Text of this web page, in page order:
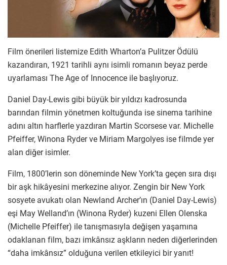
Film önerileri listemize Edith Wharton’a Pulitzer Ödülü
kazandıran, 1921 tarihli aynı isimli romanın beyaz perde
uyarlaması The Age of Innocence ile başlıyoruz.
Daniel Day-Lewis gibi büyük bir yıldızı kadrosunda
barından filmin yönetmen koltuğunda ise sinema tarihine
adını altın harflerle yazdıran Martin Scorsese var. Michelle
Pfeiffer, Winona Ryder ve Miriam Margolyes ise filmde yer
alan diğer isimler.
Film, 1800’lerin son döneminde New York’ta geçen sıra dışı
bir aşk hikâyesini merkezine alıyor. Zengin bir New York
sosyete avukatı olan Newland Archer’ın (Daniel Day-Lewis)
eşi May Welland’ın (Winona Ryder) kuzeni Ellen Olenska
(Michelle Pfeiffer) ile tanışmasıyla değişen yaşamına
odaklanan film, bazı imkânsız aşkların neden diğerlerinden
“daha imkânsız” olduğuna verilen etkileyici bir yanıt!